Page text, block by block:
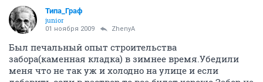
Типа_Граф
junior
01 ноября 2009 ZhenyA
Был печальный опыт строительства
забора(каменная кладка) в зимнее время.Убедили
меня что не так уж и холодно на улице и если